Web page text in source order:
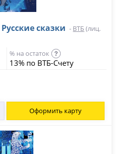
сказки - ВТБ(лиц.
% на остаток ?
13% по ВТБ-Счету
Оформить карту